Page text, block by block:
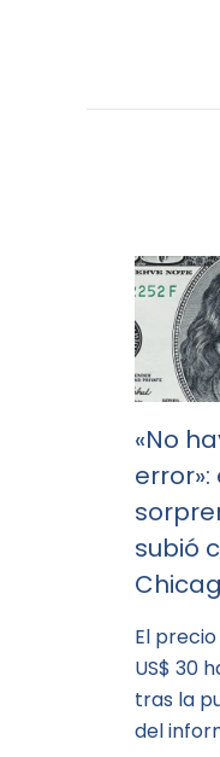
«No
error»:
subió
El
US$ 30
tras la
del